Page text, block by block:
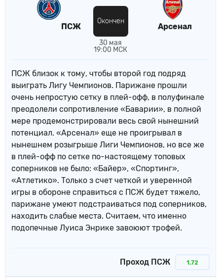
ПСЖ
Окончен
30 мая
19:00 МСК
Арсенал
ПСЖ близок к тому, чтобы второй год подряд
выиграть Лигу Чемпионов. Парижане прошли
очень непростую сетку в плей-офф, в полуфинале
преодолели сопротивление «Баварии», в полной
мере продемонстрировали весь свой нынешний
потенциал. «Арсенал» еще не проигрывал в
нынешнем розыгрыше Лиги Чемпионов, но все же
в плей-офф по сетке по-настоящему топовых
соперников не было: «Байер», «Спортинг»,
«Атлетико». Только з счет четкой и уверенной
игры в обороне справиться с ПСЖ будет тяжело,
парижане умеют подстраиваться под соперников,
находить слабые места. Считаем, что именно
подопечные Луиса Энрике завоюют трофей.
Проход ПСЖ 1.72